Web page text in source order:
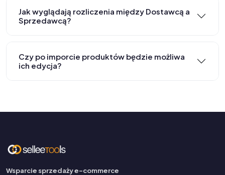
Jak wyglądają rozliczenia między Dostawcą a
Sprzedawcą?
Czy po imporcie produktów będzie możliwa
ich edycja?
Wsparcie sprzedaży e-commerce